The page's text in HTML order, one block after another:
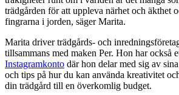
trädgården för att uppleva närhet och äkthet
fingrarna i jorden, säger Marita.
Marita driver trädgårds- och
tillsammans med maken Per. Hon har också
Instagramkonto där hon delar med sig av
och tips på hur du kan använda kreativitet
din trädgård till en överkomlig budget.